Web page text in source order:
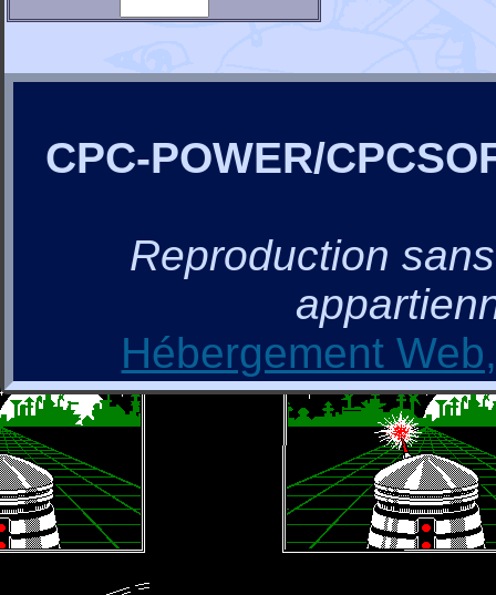
CPC-POWER/
Reproduction
Hébergement